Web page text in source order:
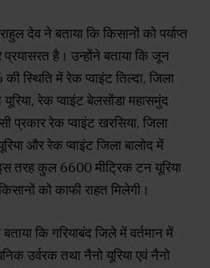
देव ने बताया कि किसानों को पर्याप्त
है। उन्होंने बताया कि जून
स्थिति में रेक प्वाइंट तिल्दा, जिला
रेक प्वाइंट बेलसोंडा महासमुंद
प्रकार रेक प्वाइंट खरसिया, जिला
और रेक प्वाइंट जिला बालोद में
तरह कुल 6600 मीट्रिक टन यूरिया
को काफी राहत मिलेगी।
कि गरियाबंद जिले में वर्तमान में
उर्वरक तथा नैनो यूरिया एवं नैनो